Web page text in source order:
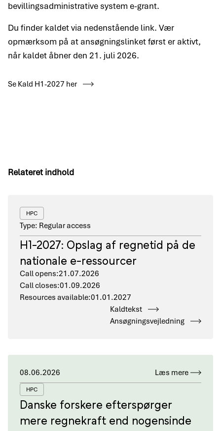
bevillingsadministrative system e-grant.
Du finder kaldet via nedenstående link. Vær
opmærksom på at ansøgningslinket først er aktivt,
når kaldet åbner den 21. juli 2026.
Se Kald H1-2027 her
Relateret indhold
HPC
Type: Regular access
H1-2027: Opslag af regnetid på de
nationale e-ressourcer
Call opens:21.07.2026
Call closes:01.09.2026
Resources available:01.01.2027
Kaldtekst
Ansøgningsvejledning
08.06.2026 Læs mere
HPC
Danske forskere efterspørger
mere regnekraft end nogensinde